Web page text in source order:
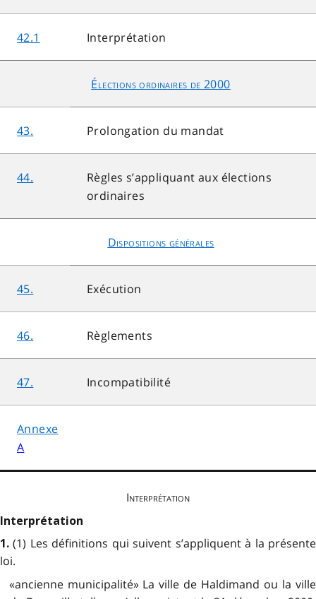
42.1 Interprétation
Élections ordinaires de 2000
43. Prolongation du mandat
44.
Règles s’appliquant aux élections
ordinaires
Dispositions générales
45. Exécution
46. Règlements
47. Incompatibilité
Annexe
A
Interprétation
Interprétation
1. (1) Les définitions qui suivent s’appliquent à la présente
loi.
«ancienne municipalité» La ville de Haldimand ou la ville